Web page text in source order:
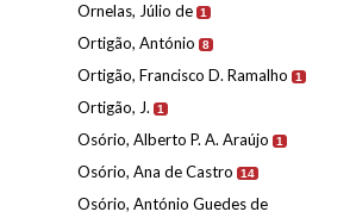
Ornelas, Júlio de 1
Ortigão, António 8
Ortigão, Francisco D. Ramalho 1
Ortigão, J. 1
Osório, Alberto P. A. Araújo 1
Osório, Ana de Castro 14
Osório, António Guedes de